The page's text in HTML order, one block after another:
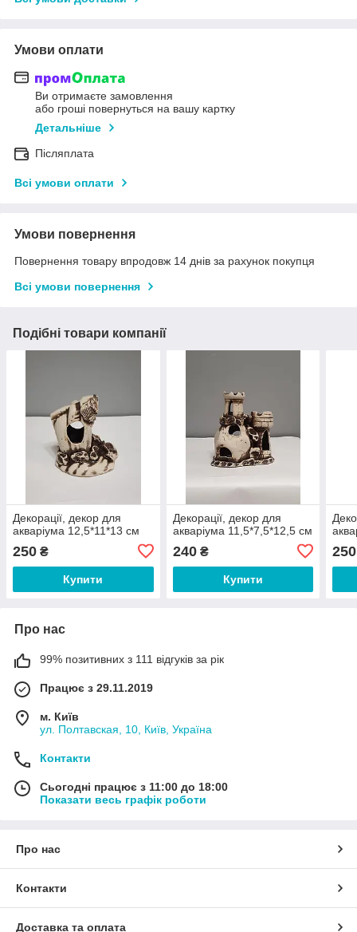
Умови оплати
Ви отримаєте замовлення
або гроші повернуться на вашу картку
Детальніше
Післяплата
Всі умови оплати
Умови повернення
Повернення товару впродовж 14 днів за рахунок покупця
Всі умови повернення
Подібні товари компанії
Декорації, декор для
акваріума 12,5*11*13 см
250 ₴
Купити
Декорації, декор для
акваріума 11,5*7,5*12,5 см
240₴
Купити
250
Про нас
99% позитивних з 111 відгуків за рік
Працює з 29.11.2019
м. Київ
ул. Полтавская, 10, Київ, Україна
Контакти
Сьогодні працює з 11:00 до 18:00
Показати весь графік роботи
Про нас
Контакти
Доставка та оплата